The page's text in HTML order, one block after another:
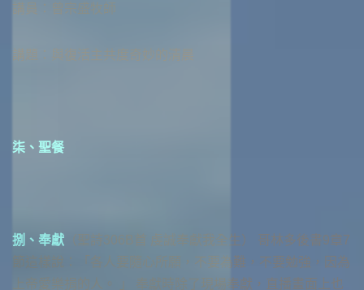
講員：曾宗盛牧師
講題：與復活主共度奇妙的清晨
柒、聖餐
捌、奉獻 （聖詩306B首 虔誠奉獻我全生） 哥林多後書9章7
節這樣說：「各人要隨心所願，不要為難，不要勉強，因為
上帝愛樂捐的人。 」 奉獻時除了現場奉獻，直播畫面上也